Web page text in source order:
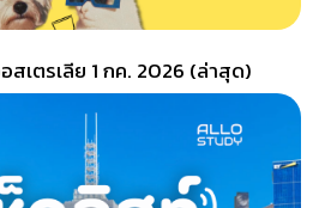
สเตรเลีย 1 กค. 2026 (ล่าสุด)